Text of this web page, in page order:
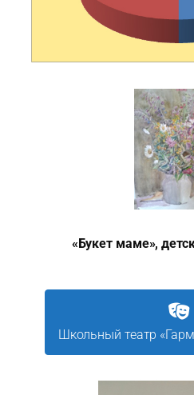
«Букет маме»,
Школьный театр